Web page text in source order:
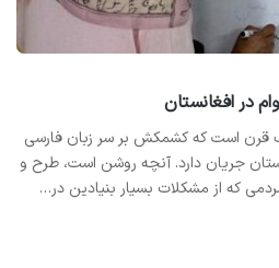
در افغانستان
قرن است که کشمکش بر سر زبان فارسی
جریان دارد. آنچه روشن است، طرح و
که از مشکلات بسیار بنیادین در…